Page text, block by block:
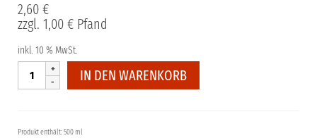
2,60 €
zzgl. 1,00 € Pfand
inkl. 10 % MwSt.
Ziegenmilch
IN DEN WARENKORB
Produkt enthält: 500 ml